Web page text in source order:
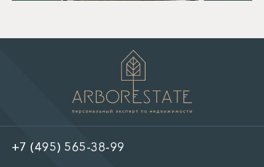
+7 (495) 565-38-99